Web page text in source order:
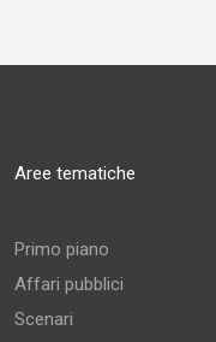
Aree tematiche
Primo piano
Affari pubblici
Scenari